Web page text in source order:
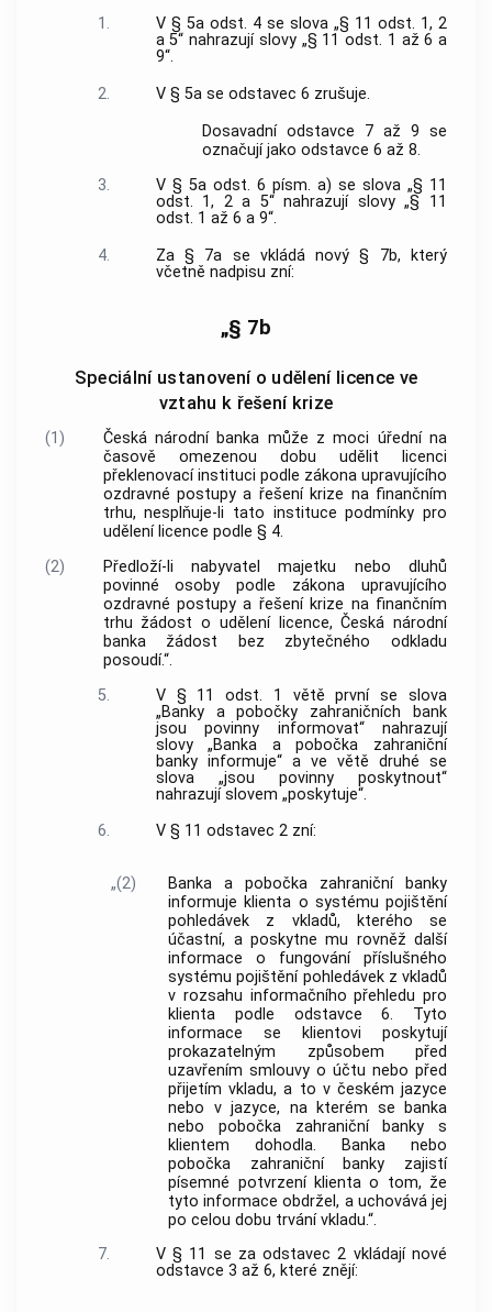
1.
V § 5a odst. 4 se slova „§ 11 odst. 1, 2
a 5“ nahrazují slovy „§ 11 odst. 1 až 6 a
9“.
2.
V § 5a se odstavec 6 zrušuje.
Dosavadní odstavce 7 až 9 se
označují jako odstavce 6 až 8.
3.
V § 5a odst. 6 písm. a) se slova „§ 11
odst. 1, 2 a 5“ nahrazují slovy „§ 11
odst. 1 až 6 a 9“.
4.
Za § 7a se vkládá nový § 7b, který
včetně nadpisu zní:
„§ 7b
Speciální ustanovení o udělení licence ve
vztahu k řešení krize
(1)
Česká národní banka může z moci úřední na
časově omezenou dobu udělit licenci
překlenovací instituci podle zákona upravujícího
ozdravné postupy a řešení krize na finančním
trhu, nesplňuje-li tato instituce podmínky pro
udělení licence podle § 4.
(2)
Předloží-li nabyvatel majetku nebo dluhů
povinné osoby podle zákona upravujícího
ozdravné postupy a řešení krize na finančním
trhu žádost o udělení licence, Česká národní
banka žádost bez zbytečného odkladu
posoudí.“.
5.
V § 11 odst. 1 větě první se slova
„Banky a pobočky zahraničních bank
jsou povinny informovat“ nahrazují
slovy „Banka a pobočka zahraniční
banky informuje“ a ve větě druhé se
slova „jsou povinny poskytnout“
nahrazují slovem „poskytuje“.
6.
V § 11 odstavec 2 zní:
„(2)
Banka a pobočka zahraniční banky
informuje klienta o systému pojištění
pohledávek z vkladů, kterého se
účastní, a poskytne mu rovněž další
informace o fungování příslušného
systému pojištění pohledávek z vkladů
v rozsahu informačního přehledu pro
klienta podle odstavce 6. Tyto
informace se klientovi poskytují
prokazatelným způsobem před
uzavřením smlouvy o účtu nebo před
přijetím vkladu, a to v českém jazyce
nebo v jazyce, na kterém se banka
nebo pobočka zahraniční banky s
klientem dohodla. Banka nebo
pobočka zahraniční banky zajistí
písemné potvrzení klienta o tom, že
tyto informace obdržel, a uchovává jej
po celou dobu trvání vkladu.“.
7.
V § 11 se za odstavec 2 vkládají nové
odstavce 3 až 6, které znějí: